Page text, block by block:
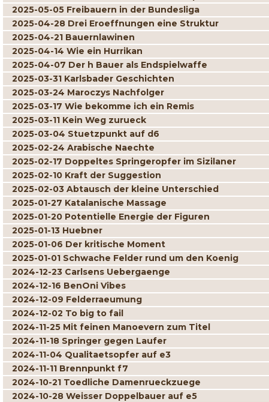
2025-05-05 Freibauern in der Bundesliga
2025-04-28 Drei Eroeffnungen eine Struktur
2025-04-21 Bauernlawinen
2025-04-14 Wie ein Hurrikan
2025-04-07 Der h Bauer als Endspielwaffe
2025-03-31 Karlsbader Geschichten
2025-03-24 Maroczys Nachfolger
2025-03-17 Wie bekomme ich ein Remis
2025-03-11 Kein Weg zurueck
2025-03-04 Stuetzpunkt auf d6
2025-02-24 Arabische Naechte
2025-02-17 Doppeltes Springeropfer im Sizilaner
2025-02-10 Kraft der Suggestion
2025-02-03 Abtausch der kleine Unterschied
2025-01-27 Katalanische Massage
2025-01-20 Potentielle Energie der Figuren
2025-01-13 Huebner
2025-01-06 Der kritische Moment
2025-01-01 Schwache Felder rund um den Koenig
2024-12-23 Carlsens Uebergaenge
2024-12-16 BenOni Vibes
2024-12-09 Felderraeumung
2024-12-02 To big to fail
2024-11-25 Mit feinen Manoevern zum Titel
2024-11-18 Springer gegen Laufer
2024-11-04 Qualitaetsopfer auf e3
2024-11-11 Brennpunkt f7
2024-10-21 Toedliche Damenrueckzuege
2024-10-28 Weisser Doppelbauer auf e5